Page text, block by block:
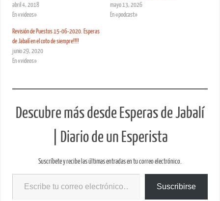
abril 4, 2018
En «videos»
mayo 13, 2026
En «podcast»
Revisión de Puestos 15-06-2020. Esperas
de Jabalí en el coto de siempre!!!!
junio 29, 2020
En «videos»
Descubre más desde Esperas de Jabalí
| Diario de un Esperista
Suscríbete y recibe las últimas entradas en tu correo electrónico.
Suscribirse